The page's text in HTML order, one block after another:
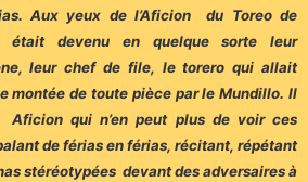
Aux yeux de l’Aficion du Toreo de
était devenu en quelque sorte leur
leur chef de file, le torero qui allait
montée de toute pièce par le Mundillo. Il
Aficion qui n’en peut plus de voir ces
de férias en férias, récitant, répétant
stéréotypées devant des adversaires à